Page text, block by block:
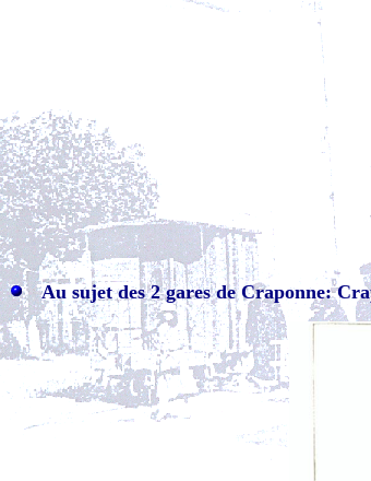
Au sujet des 2 gares de Craponne: